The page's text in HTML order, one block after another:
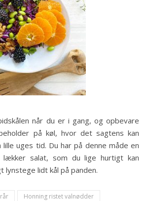
når du er i gang, og opbevare
på køl, hvor det sagtens kan
uges tid. Du har på denne måde en
salat, som du lige hurtigt kan
lynstege lidt kål på panden.
Honning ristet valnødder